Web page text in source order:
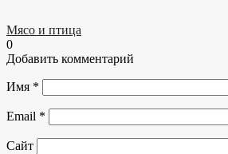
Мясо и птица
0
Добавить комментарий
Имя *
Email *
Сайт